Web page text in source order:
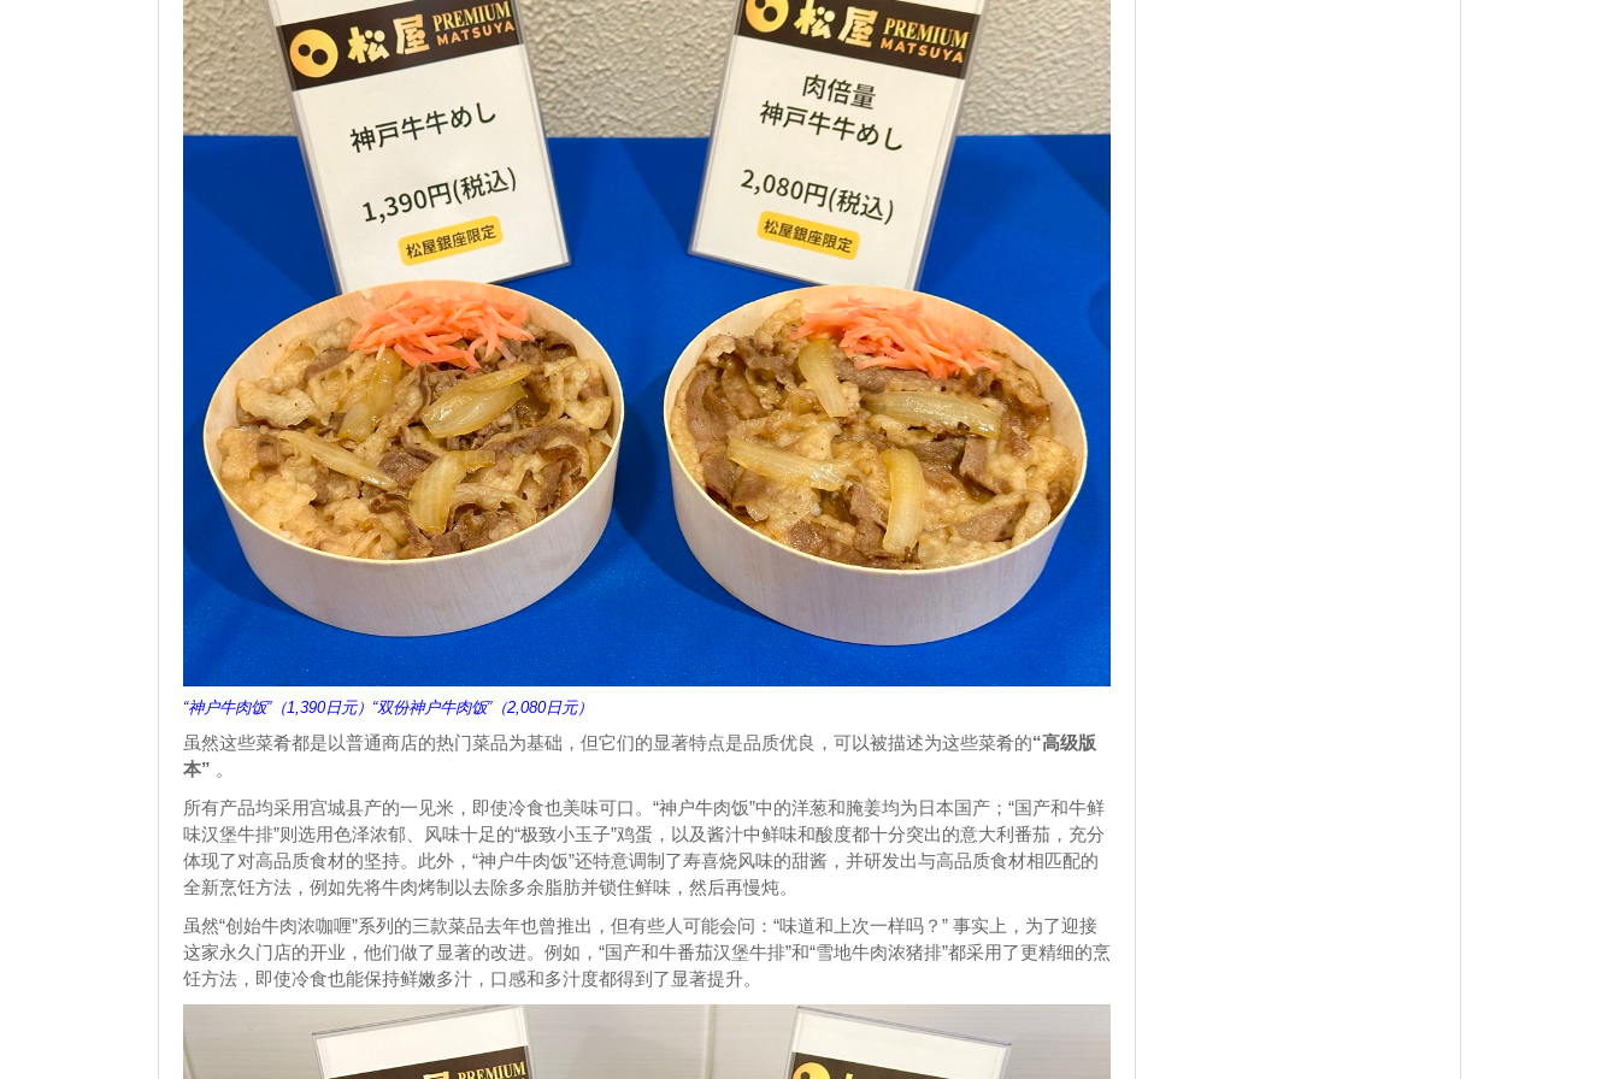
“神户牛肉饭”（1,390日元）“双份神户牛肉饭”（2,080日元）
虽然这些菜肴都是以普通商店的热门菜品为基础，但它们的显著特点是品质优良，可以被描述为这些菜肴的“高级版
本” 。
所有产品均采用宫城县产的一见米，即使冷食也美味可口。“神户牛肉饭”中的洋葱和腌姜均为日本国产；“国产和牛鲜
味汉堡牛排”则选用色泽浓郁、风味十足的“极致小玉子”鸡蛋，以及酱汁中鲜味和酸度都十分突出的意大利番茄，充分
体现了对高品质食材的坚持。此外，“神户牛肉饭”还特意调制了寿喜烧风味的甜酱，并研发出与高品质食材相匹配的
全新烹饪方法，例如先将牛肉烤制以去除多余脂肪并锁住鲜味，然后再慢炖。
虽然“创始牛肉浓咖喱”系列的三款菜品去年也曾推出，但有些人可能会问：“味道和上次一样吗？” 事实上，为了迎接
这家永久门店的开业，他们做了显著的改进。例如，“国产和牛番茄汉堡牛排”和“雪地牛肉浓猪排”都采用了更精细的烹
饪方法，即使冷食也能保持鲜嫩多汁，口感和多汁度都得到了显著提升。